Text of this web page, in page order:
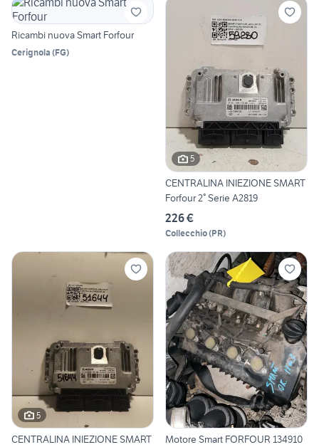
Ricambi nuova Smart Forfour
Cerignola (FG)
5
CENTRALINA INIEZIONE SMART
Forfour 2° Serie A2819
226 €
Collecchio(PR)
5
CENTRALINA INIEZIONE SMART
Motore Smart FORFOUR 134910